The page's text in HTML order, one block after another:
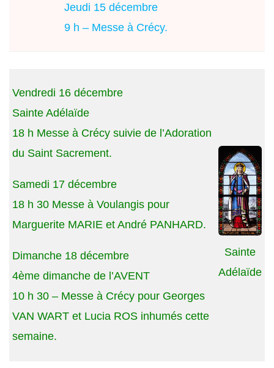
Jeudi 15 décembre
9 h – Messe à Crécy.
Vendredi 16 décembre
Sainte Adélaïde
18 h Messe à Crécy suivie de l’Adoration
du Saint Sacrement.
Samedi 17 décembre
18 h 30 Messe à Voulangis pour
Marguerite MARIE et André PANHARD.
Dimanche 18 décembre
4ème dimanche de l’AVENT
10 h 30 – Messe à Crécy pour Georges
VAN WART et Lucia ROS inhumés cette
semaine.
Sainte
Adélaïde